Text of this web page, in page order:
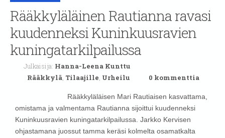
Rääkkyläläinen Rautianna ravasi
kuudenneksi Kuninkuusravien
kuningatarkilpailussa
Julkaisija: Hanna-Leena Kunttu
Rääkkylä, Tilaajille, Urheilu 0 kommenttia
Rääkkyläläisen Mari Rautiaisen kasvattama,
omistama ja valmentama Rautianna sijoittui kuudenneksi
Kuninkuusravien kuningatarkilpailussa. Jarkko Kervisen
ohjastamana juossut tamma keräsi kolmelta osamatkalta